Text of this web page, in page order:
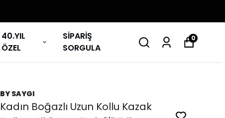
40.YIL
ÖZEL
SİPARİŞ
SORGULA
0
BY SAYGI
Kadın Boğazlı Uzun Kollu Kazak